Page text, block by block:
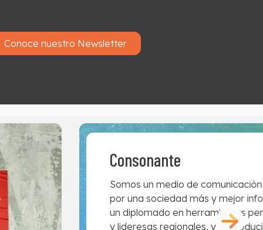
Conoce nuestro Newsletter
Consonante
Somos un medio de
por una sociedad más y mejor
un diplomado en herramientas
y lideresas regionales, y